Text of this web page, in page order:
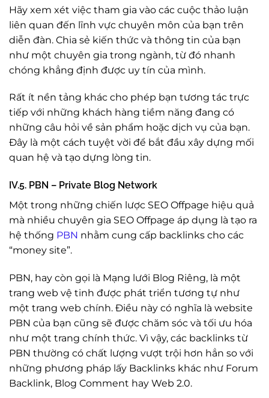
Hãy xem xét việc tham gia vào các cuộc thảo luận
liên quan đến lĩnh vực chuyên môn của bạn trên
diễn đàn. Chia sẻ kiến thức và thông tin của bạn
như một chuyên gia trong ngành, từ đó nhanh
chóng khẳng định được uy tín của mình.
Rất ít nền tảng khác cho phép bạn tương tác trực
tiếp với những khách hàng tiềm năng đang có
những câu hỏi về sản phẩm hoặc dịch vụ của bạn.
Đây là một cách tuyệt vời để bắt đầu xây dựng mối
quan hệ và tạo dựng lòng tin.
IV.5. PBN – Private Blog Network
Một trong những chiến lược SEO Offpage hiệu quả
mà nhiều chuyên gia SEO Offpage áp dụng là tạo ra
hệ thống PBN nhằm cung cấp backlinks cho các
“money site”.
PBN, hay còn gọi là Mạng lưới Blog Riêng, là một
trang web vệ tinh được phát triển tương tự như
một trang web chính. Điều này có nghĩa là website
PBN của bạn cũng sẽ được chăm sóc và tối ưu hóa
như một trang chính thức. Vì vậy, các backlinks từ
PBN thường có chất lượng vượt trội hơn hẳn so với
những phương pháp lấy Backlinks khác như Forum
Backlink, Blog Comment hay Web 2.0.